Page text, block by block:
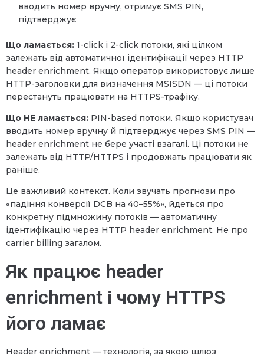
вводить номер вручну, отримує SMS PIN,
підтверджує
Що ламається: 1-click і 2-click потоки, які цілком
залежать від автоматичної ідентифікації через HTTP
header enrichment. Якщо оператор використовує лише
HTTP-заголовки для визначення MSISDN — ці потоки
перестануть працювати на HTTPS-трафіку.
Що НЕ ламається: PIN-based потоки. Якщо користувач
вводить номер вручну й підтверджує через SMS PIN —
header enrichment не бере участі взагалі. Ці потоки не
залежать від HTTP/HTTPS і продовжать працювати як
раніше.
Це важливий контекст. Коли звучать прогнози про
«падіння конверсії DCB на 40–55%», йдеться про
конкретну підмножину потоків — автоматичну
ідентифікацію через HTTP header enrichment. Не про
carrier billing загалом.
Як працює header
enrichment і чому HTTPS
його ламає
Header enrichment — технологія, за якою шлюз